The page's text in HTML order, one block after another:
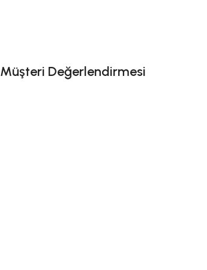
Müşteri Değerlendirmesi